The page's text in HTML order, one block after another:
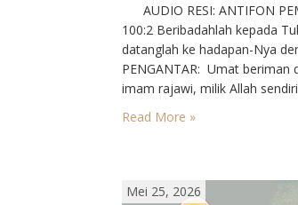
AUDIO RESI: ANTIFON
100:2 Beribadahlah kepada
datanglah ke hadapan-Nya
PENGANTAR: Umat beriman
imam rajawi, milik Allah
melanjutkan karya Kristus,
dikerjakan dalam Kristus dan
Read More »
Mei 25, 2026